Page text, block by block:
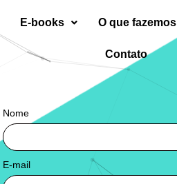
E-books O que fazemos
Contato
Nome
E-mail